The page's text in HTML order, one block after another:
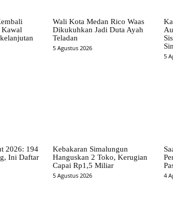
Wali Kota Medan Rico Waas
Dikukuhkan Jadi Duta Ayah
Teladan
5 Agustus 2026
5
2026: 194
Ini Daftar
Kebakaran Simalungun
Hanguskan 2 Toko, Kerugian
Capai Rp1,5 Miliar
5 Agustus 2026 4